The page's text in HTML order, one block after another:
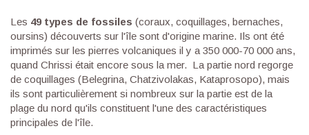
Les 49 types de fossiles (coraux, coquillages, bernaches,
oursins) découverts sur l'île sont d'origine marine. Ils ont été
imprimés sur les pierres volcaniques il y a 350 000-70 000 ans,
quand Chrissi était encore sous la mer. La partie nord regorge
de coquillages (Belegrina, Chatzivolakas, Kataprosopo), mais
ils sont particulièrement si nombreux sur la partie est de la
plage du nord qu'ils constituent l'une des caractéristiques
principales de l'île.